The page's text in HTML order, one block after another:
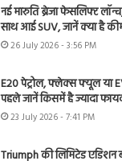
नई मारुति ब्रेजा फेसलिफ्ट
साथ आई SUV, जानें क्या है
26 July 2026 - 3:56 PM
E20 पेट्रोल, फ्लेक्स फ्यूल या
पहले जानें किसमें है ज्यादा
23 July 2026 - 7:41 PM
Triumph की लिमिटेड एडिशन